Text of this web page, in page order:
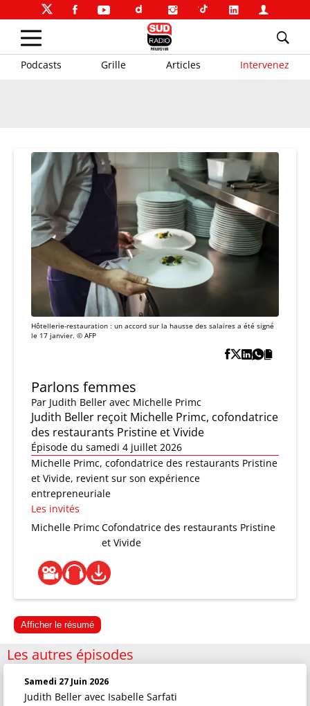
Podcasts Grille Articles Intervenez
Hôtellerie-restauration : un accord sur la hausse des salaires a été signé
le 17 janvier. © AFP
Parlons femmes
Par Judith Beller avec Michelle Primc
Judith Beller reçoit Michelle Primc, cofondatrice
des restaurants Pristine et Vivide
Épisode du samedi 4 juillet 2026
Michelle Primc, cofondatrice des restaurants Pristine
et Vivide, revient sur son expérience
entrepreneuriale
Les invités
Michelle PrimcCofondatrice des restaurants Pristine
et Vivide
Afficher le résumé
Les autres épisodes
Samedi 27 Juin 2026
Judith Beller avec Isabelle Sarfati